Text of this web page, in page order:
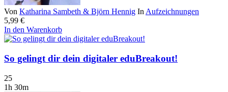
Von Katharina Sambeth & Björn Hennig In Aufzeichnungen
5,99 €
In den Warenkorb
So gelingt dir dein digitaler eduBreakout!
25
1h 30m